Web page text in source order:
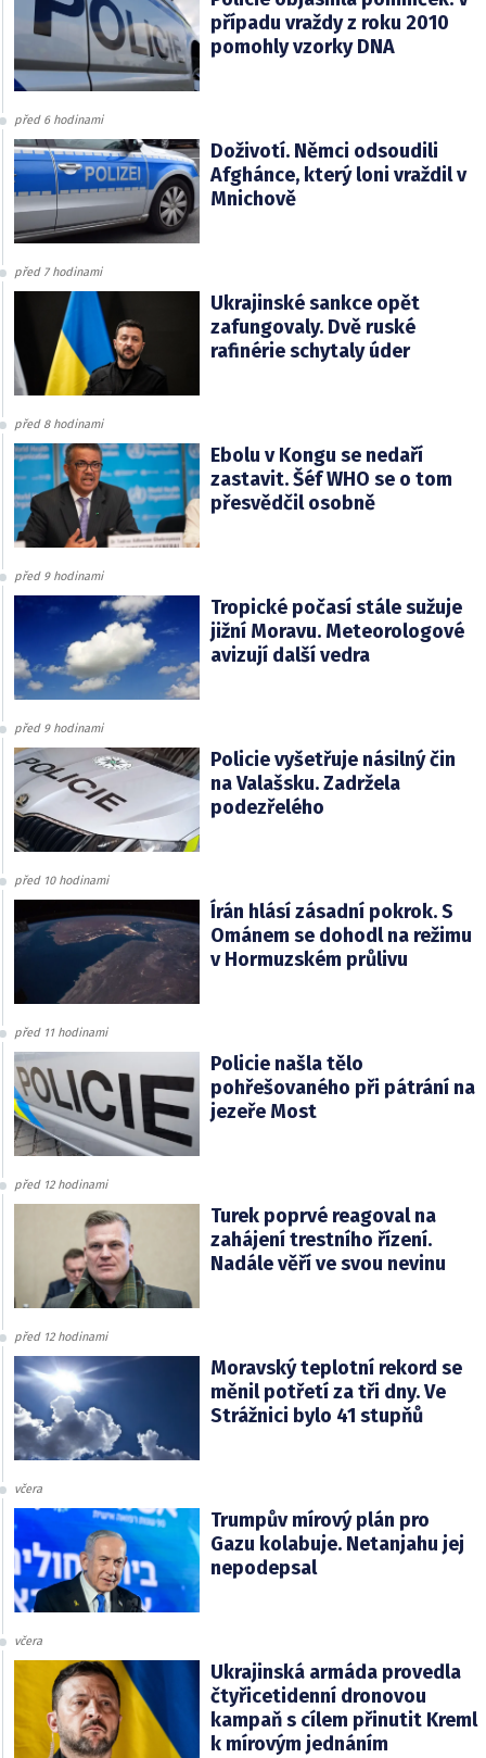
případu vraždy z roku 2010
pomohly vzorky DNA
před 6 hodinami
Doživotí. Němci odsoudili
Afghánce, který loni vraždil v
Mnichově
před 7 hodinami
Ukrajinské sankce opět
zafungovaly. Dvě ruské
rafinérie schytaly úder
před 8 hodinami
Ebolu v Kongu se nedaří
zastavit. Šéf WHO se o tom
přesvědčil osobně
před 9 hodinami
Tropické počasí stále sužuje
jižní Moravu. Meteorologové
avizují další vedra
před 9 hodinami
Policie vyšetřuje násilný čin
na Valašsku. Zadržela
podezřelého
před 10 hodinami
Írán hlásí zásadní pokrok. S
Ománem se dohodl na režimu
v Hormuzském průlivu
před 11 hodinami
Policie našla tělo
pohřešovaného při pátrání na
jezeře Most
před 12 hodinami
Turek poprvé reagoval na
zahájení trestního řízení.
Nadále věří ve svou nevinu
před 12 hodinami
Moravský teplotní rekord se
měnil potřetí za tři dny. Ve
Strážnici bylo 41 stupňů
včera
Trumpův mírový plán pro
Gazu kolabuje. Netanjahu jej
nepodepsal
včera
Ukrajinská armáda provedla
čtyřicetidenní dronovou
kampaň s cílem přinutit Kreml
k mírovým jednáním